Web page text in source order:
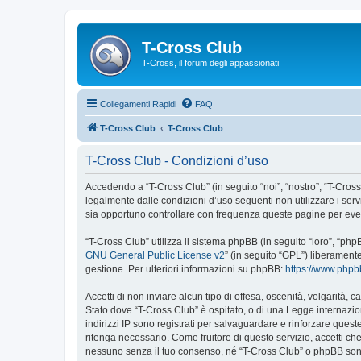
T-Cross Club
T-Cross, il forum degli appassionati
Collegamenti Rapidi FAQ
T-Cross Club T-Cross Club
T-Cross Club - Condizioni d’uso
Accedendo a “T-Cross Club” (in seguito “noi”, “nostro”, “T-
legalmente dalle condizioni d’uso seguenti non utilizzare i
sia opportuno controllare con frequenza queste pagine per
“T-Cross Club” utilizza il sistema phpBB (in seguito “loro”,
GNU General Public License v2” (in seguito “GPL”)
gestione. Per ulteriori informazioni su phpBB: https://
Accetti di non inviare alcun tipo di offesa, oscenità, volgarità,
Stato dove “T-Cross Club” è ospitato, o di una Legge
indirizzi IP sono registrati per salvaguardare e rinforzare
ritenga necessario. Come fruitore di questo servizio, accetti
nessuno senza il tuo consenso, né “T-Cross Club” o phpBB